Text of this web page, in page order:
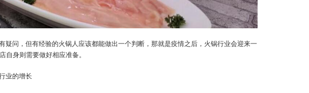
疑问，但有经验的火锅人应该都能做出一个判断，那就是疫情之后，火锅行业会迎来一
自身则需要做好相应准备。
业的增长